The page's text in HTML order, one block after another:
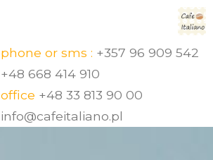
phone or sms : +357 96 909 542
+48 668 414 910
office +48 33 813 90 00
info@cafeitaliano.pl